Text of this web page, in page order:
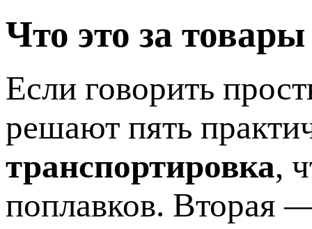
Что это за
Если говорить
решают пять
транспортировка,
поплавков. Вторая